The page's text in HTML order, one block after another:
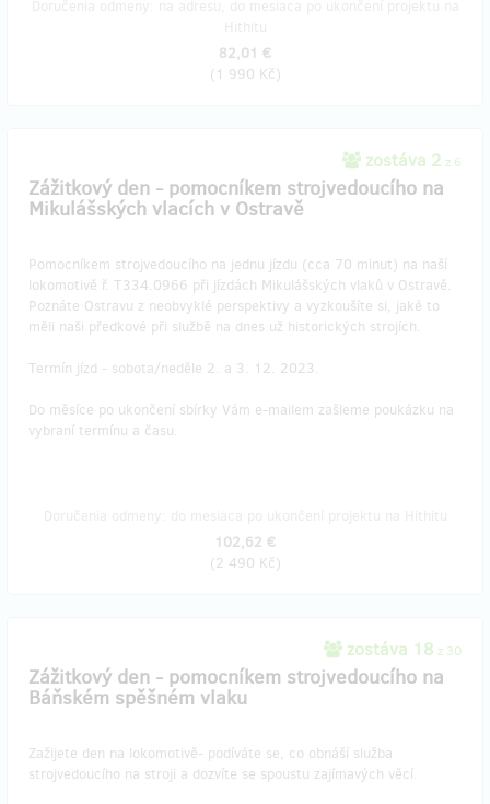
82,01 €
(1 990 Kč)
zostáva 2 z 6
Zážitkový den - pomocníkem strojvedoucího na
Mikulášských vlacích v Ostravě
Pomocníkem strojvedoucího na jednu jízdu (cca 70 minut) na naší
lokomotivě ř. T334.0966 při jízdách Mikulášských vlaků v Ostravě.
Poznáte Ostravu z neobvyklé perspektivy a vyzkoušíte si, jaké to
měli naši předkové při službě na dnes už historických strojích.
Termín jízd - sobota/neděle 2. a 3. 12. 2023.
Do měsíce po ukončení sbírky Vám e-mailem zašleme poukázku na
vybraní termínu a času.
102,62 €
(2 490 Kč)
zostáva 18 z 30
Zážitkový den - pomocníkem strojvedoucího na
Báňském spěšném vlaku
Zažijete den na lokomotivě- podíváte se, co obnáší služba
strojvedoucího na stroji a dozvíte se spoustu zajímavých věcí.